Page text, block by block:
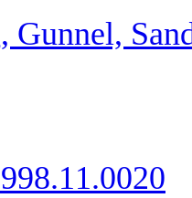
Gunnel,